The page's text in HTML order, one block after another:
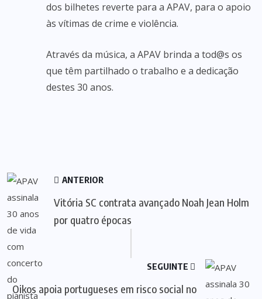
dos bilhetes reverte para a APAV, para o apoio
às vítimas de crime e violência.
Através da música, a APAV brinda a tod@s os
que têm partilhado o trabalho e a dedicação
destes 30 anos.
ANTERIOR
Vitória SC contrata avançado Noah Jean Holm
por quatro épocas
SEGUINTE
Oikos apoia portugueses em risco social no